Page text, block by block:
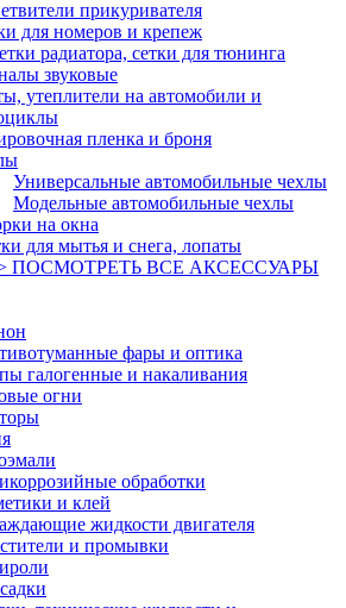
прикуривателя
для номеров и крепеж
радиатора, сетки для тюнинга
звуковые
утеплители на автомобили и
пленка и броня
Универсальные автомобильные чехлы
Модельные автомобильные чехлы
на окна
для мытья и снега, лопаты
ПОСМОТРЕТЬ ВСЕ АКСЕССУАРЫ
фары и оптика
галогенные и накаливания
огни
обработки
и клей
жидкости двигателя
и промывки